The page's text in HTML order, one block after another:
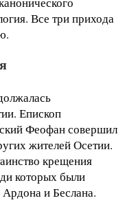
Все три прихода
Епископ
Феофан совершил
жителей Осетии.
крещения
которых были
и Беслана.